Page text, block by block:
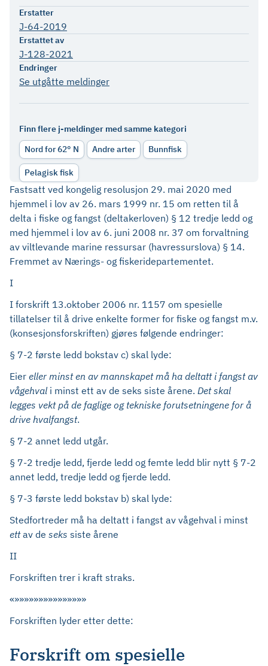
Erstatter
J-64-2019
Erstattet av
J-128-2021
Endringer
Se utgåtte meldinger
Finn flere j-meldinger med samme kategori
Nord for 62° N
Andre arter Bunnfisk
Pelagisk fisk
Fastsatt ved kongelig resolusjon 29. mai 2020 med
hjemmel i lov av 26. mars 1999 nr. 15 om retten til å
delta i fiske og fangst (deltakerloven) § 12 tredje ledd og
med hjemmel i lov av 6. juni 2008 nr. 37 om forvaltning
av viltlevande marine ressursar (havressurslova) § 14.
Fremmet av Nærings- og fiskeridepartementet.
I
I forskrift 13.oktober 2006 nr. 1157 om spesielle
tillatelser til å drive enkelte former for fiske og fangst m.v.
(konsesjonsforskriften) gjøres følgende endringer:
§ 7-2 første ledd bokstav c) skal lyde:
Eier eller minst en av mannskapet må ha deltatt i fangst av
vågehval i minst ett av de seks siste årene. Det skal
legges vekt på de faglige og tekniske forutsetningene for å
drive hvalfangst.
§ 7-2 annet ledd utgår.
§ 7-2 tredje ledd, fjerde ledd og femte ledd blir nytt § 7-2
annet ledd, tredje ledd og fjerde ledd.
§ 7-3 første ledd bokstav b) skal lyde:
Stedfortreder må ha deltatt i fangst av vågehval i minst
ettav de seks siste årene
II
Forskriften trer i kraft straks.
«»»»»»»»»»»»»»»»
Forskriften lyder etter dette:
Forskrift om spesielle